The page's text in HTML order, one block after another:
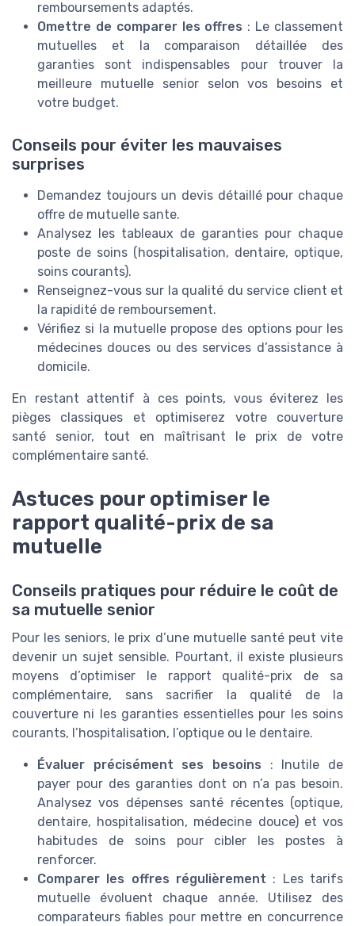
remboursements adaptés.
Omettre de comparer les offres : Le classement
mutuelles et la comparaison détaillée des
garanties sont indispensables pour trouver la
meilleure mutuelle senior selon vos besoins et
votre budget.
Conseils pour éviter les mauvaises
surprises
Demandez toujours un devis détaillé pour chaque
offre de mutuelle sante.
Analysez les tableaux de garanties pour chaque
poste de soins (hospitalisation, dentaire, optique,
soins courants).
Renseignez-vous sur la qualité du service client et
la rapidité de remboursement.
Vérifiez si la mutuelle propose des options pour les
médecines douces ou des services d’assistance à
domicile.
En restant attentif à ces points, vous éviterez les
pièges classiques et optimiserez votre couverture
santé senior, tout en maîtrisant le prix de votre
complémentaire santé.
Astuces pour optimiser le
rapport qualité-prix de sa
mutuelle
Conseils pratiques pour réduire le coût de
sa mutuelle senior
Pour les seniors, le prix d’une mutuelle santé peut vite
devenir un sujet sensible. Pourtant, il existe plusieurs
moyens d’optimiser le rapport qualité-prix de sa
complémentaire, sans sacrifier la qualité de la
couverture ni les garanties essentielles pour les soins
courants, l’hospitalisation, l’optique ou le dentaire.
Évaluer précisément ses besoins : Inutile de
payer pour des garanties dont on n’a pas besoin.
Analysez vos dépenses santé récentes (optique,
dentaire, hospitalisation, médecine douce) et vos
habitudes de soins pour cibler les postes à
renforcer.
Comparer les offres régulièrement : Les tarifs
mutuelle évoluent chaque année. Utilisez des
comparateurs fiables pour mettre en concurrence